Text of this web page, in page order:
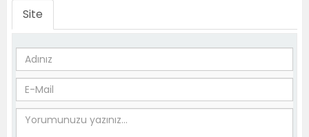
Site